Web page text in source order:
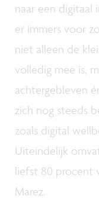
naar een digitaal
er immers voor
niet alleen de
volledig mee is,
achtergebleven
zich nog steeds
zoals digital
Uiteindelijk
liefst 80 procent
Marez.